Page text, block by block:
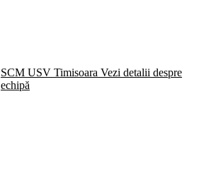
SCM USV Timisoara Vezi detalii despre
echipă